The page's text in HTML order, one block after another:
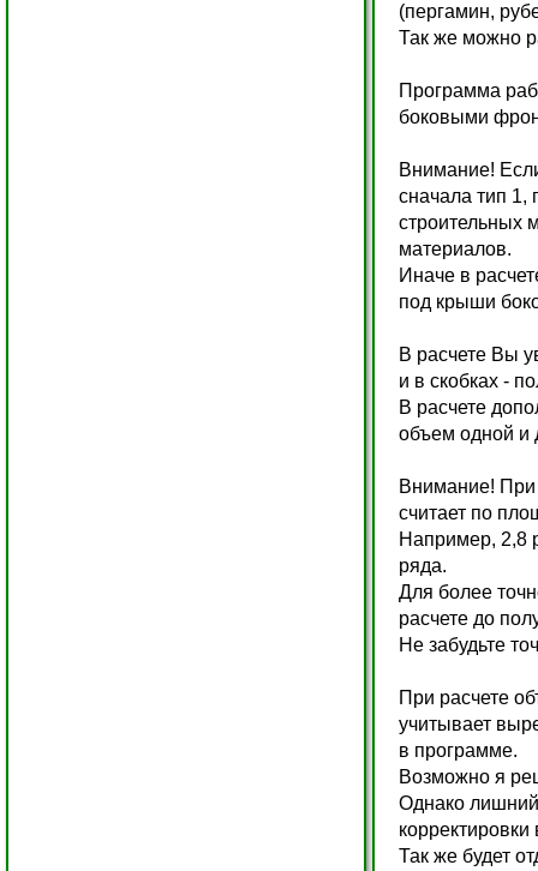
(пергамин,
Так же можно
Программа
боковыми
Внимание!
сначала тип 1,
строительных
материалов.
Иначе в
под крыши
В расчете Вы
и в скобках -
В расчете
объем одной и
Внимание! При
считает по
Например, 2,8
ряда.
Для более
расчете до
Не забудьте
При расчете
учитывает
в программе.
Возможно я
Однако
Так же будет